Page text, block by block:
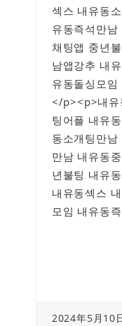
섹스 내유동
유동즉석만
채팅앱 중년
남앱강추 내
유동돌싱모
</p><p>내유
팅어플 내유
동소개팅만
만남 내유동
년불팅 내유
내유동섹스
모임 내유동
2024年5月10